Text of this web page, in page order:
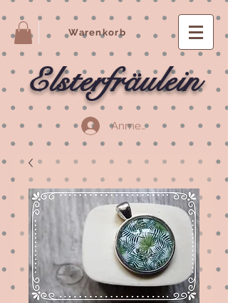
Warenkorb
Elsterfräulein
Anmelden